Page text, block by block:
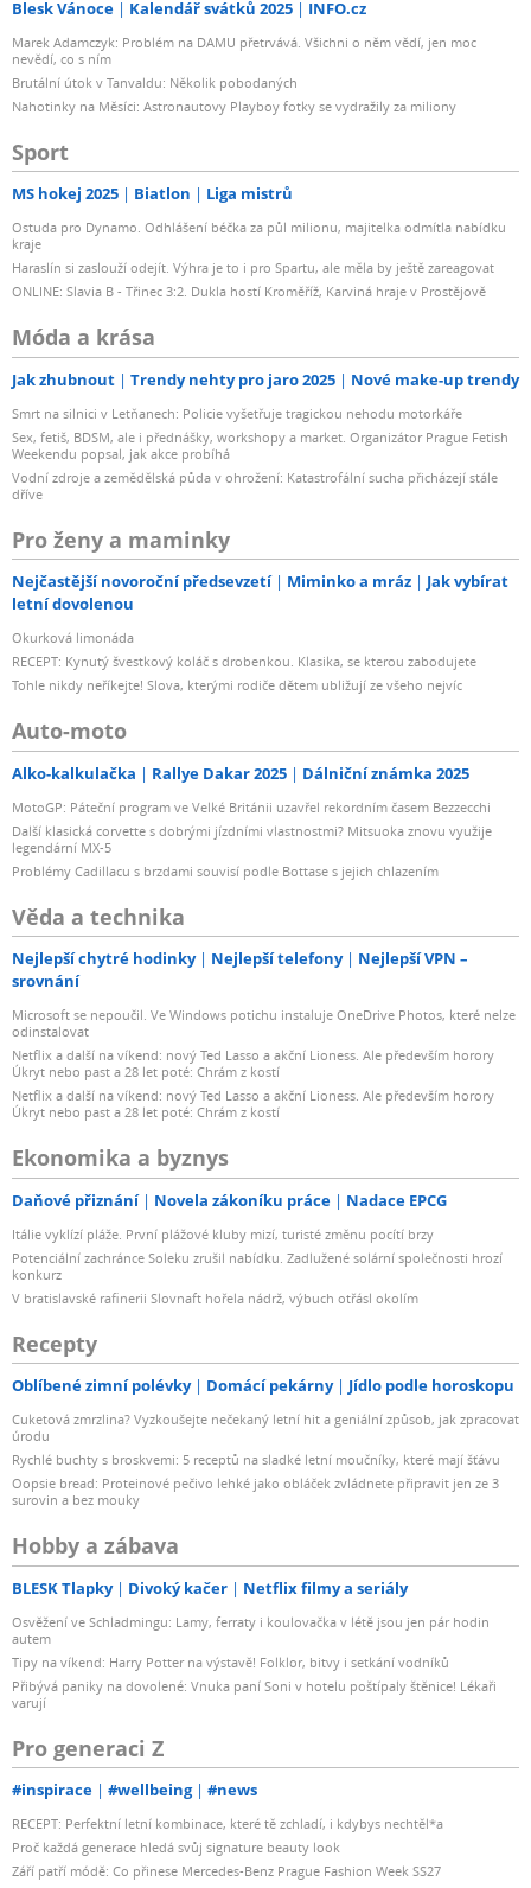
Blesk Vánoce Kalendář svátků 2025 INFO.cz
Marek Adamczyk: Problém na DAMU přetrvává. Všichni o něm vědí, jen moc
nevědí, co s ním
Brutální útok v Tanvaldu: Několik pobodaných
Nahotinky na Měsíci: Astronautovy Playboy fotky se vydražily za miliony
Sport
MS hokej 2025 Biatlon Liga mistrů
Ostuda pro Dynamo. Odhlášení béčka za půl milionu, majitelka odmítla nabídku
kraje
Haraslín si zaslouží odejít. Výhra je to i pro Spartu, ale měla by ještě zareagovat
ONLINE: Slavia B - Třinec 3:2. Dukla hostí Kroměříž, Karviná hraje v Prostějově
Móda a krása
Jak zhubnout Trendy nehty pro jaro 2025 Nové make-up trendy
Smrt na silnici v Letňanech: Policie vyšetřuje tragickou nehodu motorkáře
Sex, fetiš, BDSM, ale i přednášky, workshopy a market. Organizátor Prague Fetish
Weekendu popsal, jak akce probíhá
Vodní zdroje a zemědělská půda v ohrožení: Katastrofální sucha přicházejí stále
dříve
Pro ženy a maminky
Nejčastější novoroční předsevzetí Miminko a mráz
Jak vybírat
letní dovolenou
Okurková limonáda
RECEPT: Kynutý švestkový koláč s drobenkou. Klasika, se kterou zabodujete
Tohle nikdy neříkejte! Slova, kterými rodiče dětem ubližují ze všeho nejvíc
Auto-moto
Alko-kalkulačka Rallye Dakar 2025 Dálniční známka 2025
MotoGP: Páteční program ve Velké Británii uzavřel rekordním časem Bezzecchi
Další klasická corvette s dobrými jízdními vlastnostmi? Mitsuoka znovu využije
legendární MX-5
Problémy Cadillacu s brzdami souvisí podle Bottase s jejich chlazením
Věda a technika
Nejlepší chytré hodinky Nejlepší telefony
Nejlepší VPN –
srovnání
Microsoft se nepoučil. Ve Windows potichu instaluje OneDrive Photos, které nelze
odinstalovat
Netflix a další na víkend: nový Ted Lasso a akční Lioness. Ale především horory
Úkryt nebo past a 28 let poté: Chrám z kostí
Netflix a další na víkend: nový Ted Lasso a akční Lioness. Ale především horory
Úkryt nebo past a 28 let poté: Chrám z kostí
Ekonomika a byznys
Daňové přiznání Novela zákoníku práce Nadace EPCG
Itálie vyklízí pláže. První plážové kluby mizí, turisté změnu pocítí brzy
Potenciální zachránce Soleku zrušil nabídku. Zadlužené solární společnosti hrozí
konkurz
V bratislavské rafinerii Slovnaft hořela nádrž, výbuch otřásl okolím
Recepty
Oblíbené zimní polévky Domácí pekárny Jídlo podle horoskopu
Cuketová zmrzlina? Vyzkoušejte nečekaný letní hit a geniální způsob, jak zpracovat
úrodu
Rychlé buchty s broskvemi: 5 receptů na sladké letní moučníky, které mají šťávu
Oopsie bread: Proteinové pečivo lehké jako obláček zvládnete připravit jen ze 3
surovin a bez mouky
Hobby a zábava
BLESK Tlapky Divoký kačer Netflix filmy a seriály
Osvěžení ve Schladmingu: Lamy, ferraty i koulovačka v létě jsou jen pár hodin
autem
Tipy na víkend: Harry Potter na výstavě! Folklor, bitvy i setkání vodníků
Přibývá paniky na dovolené: Vnuka paní Soni v hotelu poštípaly štěnice! Lékaři
varují
Pro generaci Z
#inspirace #wellbeing #news
RECEPT: Perfektní letní kombinace, které tě zchladí, i kdybys nechtěl*a
Proč každá generace hledá svůj signature beauty look
Září patří módě: Co přinese Mercedes-Benz Prague Fashion Week SS27